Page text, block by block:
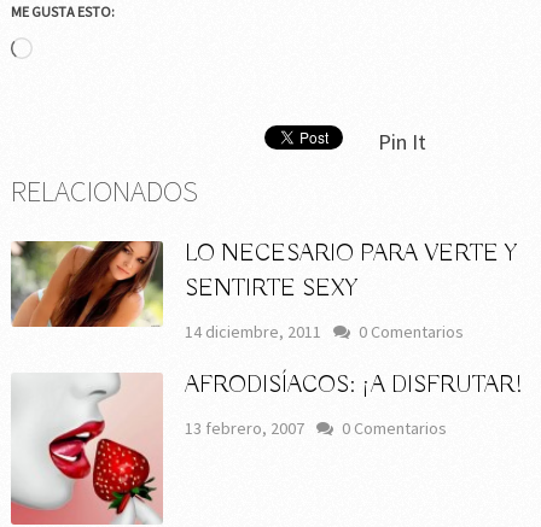
ME GUSTA ESTO:
Cargando...
Pin It
RELACIONADOS
LO NECESARIO PARA VERTE Y
SENTIRTE SEXY
14 diciembre, 2011 0 Comentarios
AFRODISÍACOS: ¡A DISFRUTAR!
13 febrero, 2007 0 Comentarios